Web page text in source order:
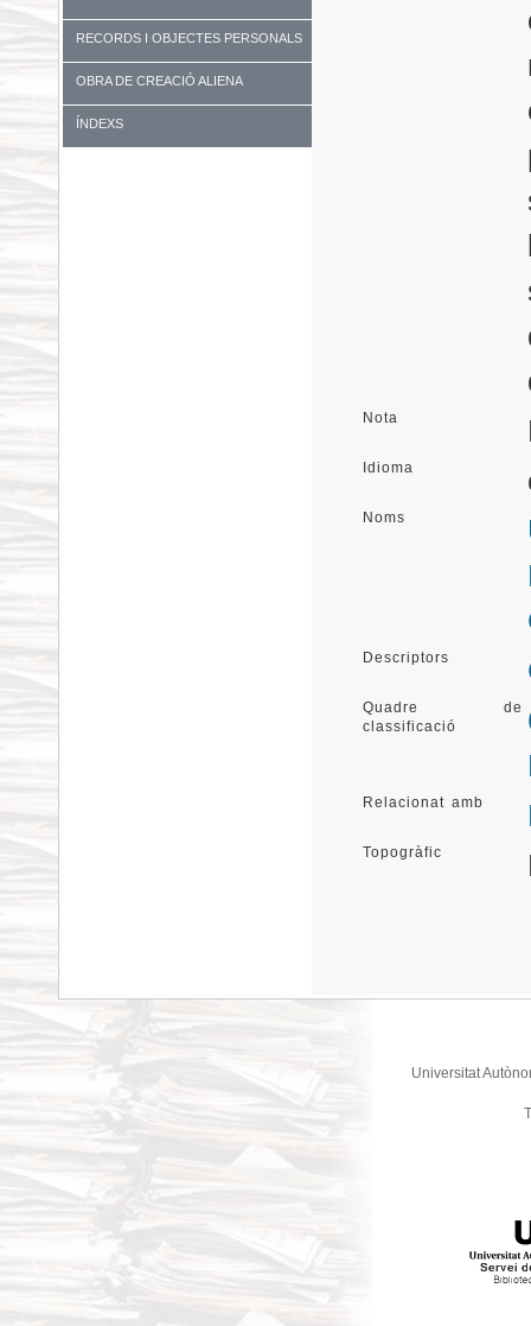
RECORDS I OBJECTES PERSONALS
OBRA DE CREACIÓ ALIENA
ÍNDEXS
Nota
Idioma
Noms
Descriptors
Quadre de
classificació
Relacionat amb
Topogràfic
Universitat